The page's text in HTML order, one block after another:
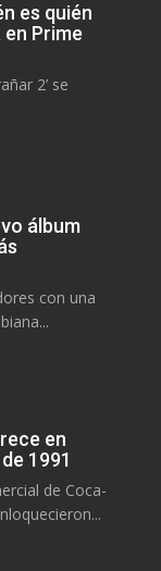
es quién
Prime
2’ se
álbum
con una
en
1991
de Coca-